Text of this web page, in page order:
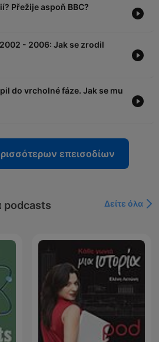
Přežije aspoň BBC?
- 2006: Jak se zrodil
do vrcholné fáze. Jak se mu
επεισοδίων
podcasts
Δείτε όλα